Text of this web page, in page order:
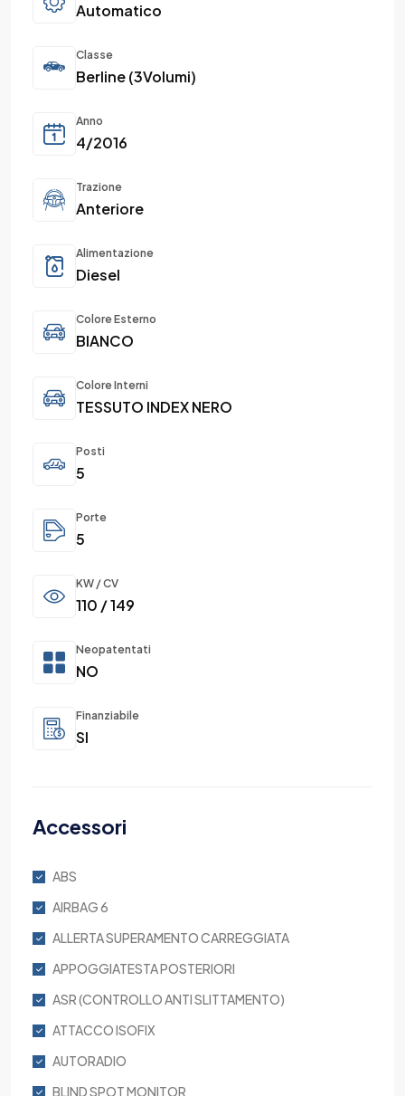
Automatico
Classe
Berline (3Volumi)
Anno
4/2016
Trazione
Anteriore
Alimentazione
Diesel
Colore Esterno
BIANCO
Colore Interni
TESSUTO INDEX NERO
Posti
5
Porte
5
KW / CV
110 / 149
Neopatentati
NO
Finanziabile
SI
Accessori
ABS
AIRBAG 6
ALLERTA SUPERAMENTO CARREGGIATA
APPOGGIATESTA POSTERIORI
ASR (CONTROLLO ANTI SLITTAMENTO)
ATTACCO ISOFIX
AUTORADIO
BLIND SPOT MONITOR